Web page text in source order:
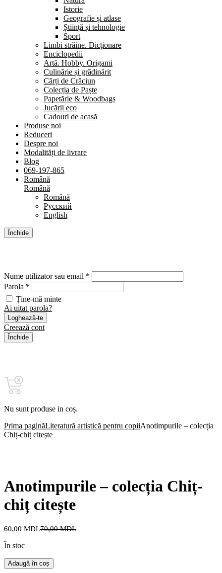
Istorie
Geografie și atlase
Știință și tehnologie
Sport
Limbi străine. Dicționare
Enciclopedii
Artă. Hobby. Origami
Culinărie și grădinărit
Cărți de Crăciun
Colecția de Paște
Papetărie & Woodbags
Jucării eco
Cadouri de acasă
Produse noi
Reduceri
Despre noi
Modalități de livrare
Blog
069-197-865
Română
Română
Română
Русский
English
Închide
Nume utilizator sau email *
Parola *
Ține-mă minte
Ai uitat parola?
Loghează-te
Creează cont
Închide
Nu sunt produse in coș.
Prima paginăLiteratură artistică pentru copiiAnotimpurile – colecția
Chiț-chiț citește
Anotimpurile – colecția Chiț-
chiț citește
60,00 MDL70,00MDL
În stoc
Adaugă în coș